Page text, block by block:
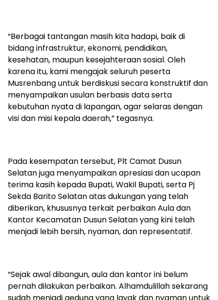
‎“Berbagai tantangan masih kita hadapi, baik di
bidang infrastruktur, ekonomi, pendidikan,
kesehatan, maupun kesejahteraan sosial. Oleh
karena itu, kami mengajak seluruh peserta
Musrenbang untuk berdiskusi secara konstruktif dan
menyampaikan usulan berbasis data serta
kebutuhan nyata di lapangan, agar selaras dengan
visi dan misi kepala daerah,” tegasnya.
‎Pada kesempatan tersebut, Plt Camat Dusun
Selatan juga menyampaikan apresiasi dan ucapan
terima kasih kepada Bupati, Wakil Bupati, serta Pj
Sekda Barito Selatan atas dukungan yang telah
diberikan, khususnya terkait perbaikan Aula dan
Kantor Kecamatan Dusun Selatan yang kini telah
menjadi lebih bersih, nyaman, dan representatif.
‎“Sejak awal dibangun, aula dan kantor ini belum
pernah dilakukan perbaikan. Alhamdulillah sekarang